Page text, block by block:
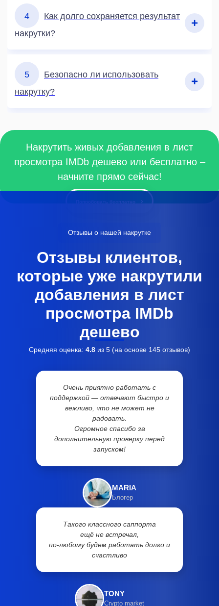
4
Как долго сохраняется результат
накрутки?
5
Безопасно ли использовать
накрутку?
Накрутить живых добавления в лист
просмотра IMDb дешево или бесплатно –
начните прямо сейчас!
Попробовать бесплатно
Отзывы о нашей накрутке
Отзывы клиентов,
которые уже накрутили
добавления в лист
просмотра IMDb
дешево
Средняя оценка: 4.8 из 5 (на основе 145 отзывов)
Очень приятно работать с
поддержкой — отвечают быстро и
вежливо, что не может не
радовать.
Огромное спасибо за
дополнительную проверку перед
запуском!
MARIA
Блогер
Такого классного саппорта
ещё не встречал,
по-любому будем работать долго и
счастливо
TONY
Crypto market